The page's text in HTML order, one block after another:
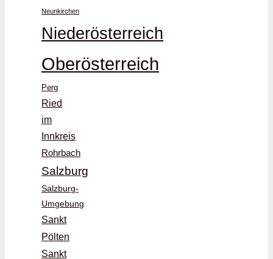
Neunkirchen
Niederösterreich
Oberösterreich
Perg
Ried
im
Innkreis
Rohrbach
Salzburg
Salzburg-
Umgebung
Sankt
Pölten
Sankt